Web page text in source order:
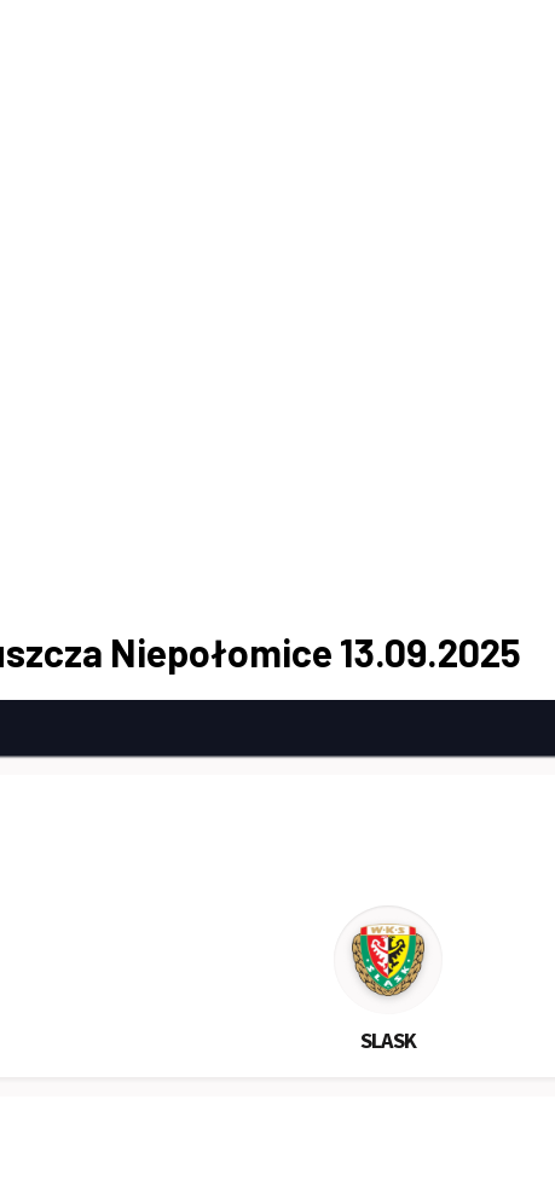
Niepołomice 13.09.2025